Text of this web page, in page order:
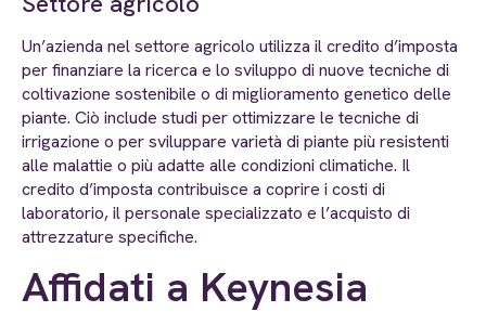
Un’azienda nel settore agricolo utilizza il credito d’imposta
per finanziare la ricerca e lo sviluppo di nuove tecniche di
coltivazione sostenibile o di miglioramento genetico delle
piante. Ciò include studi per ottimizzare le tecniche di
irrigazione o per sviluppare varietà di piante più resistenti
alle malattie o più adatte alle condizioni climatiche. Il
credito d’imposta contribuisce a coprire i costi di
laboratorio, il personale specializzato e l’acquisto di
attrezzature specifiche.
Affidati a Keynesia